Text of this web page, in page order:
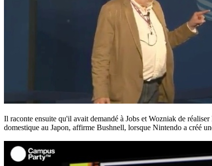
Il raconte ensuite qu'il avait demandé à Jobs et Wozniak de
domestique au Japon, affirme Bushnell, lorsque Nintendo a créé